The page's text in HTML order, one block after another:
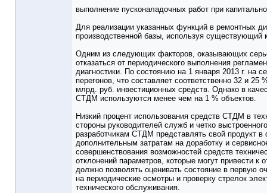
выполнение пусконаладочных работ при
Для реализации указанных функций в ремонтных
производственной базы, используя существующий
Одним из следующих факторов, оказывающих
отказаться от периодического выполнения
диагностики. По состоянию на 1 января 2013 г. на
перегонов, что составляет соответственно 32 и
млрд. руб. инвестиционных средств. Однако в
СТДМ используются менее чем на 1 % объектов.
Низкий процент использования средств СТДМ в
стороны руководителей служб и четко
разработчикам СТДМ представлять свой продукт
дополнительным затратам на доработку и
совершенствования возможностей средств
отклонений параметров, которые могут привести
должно позволять оценивать состояние в первую
на периодические осмотры и проверку стрелок
технического обслуживания.